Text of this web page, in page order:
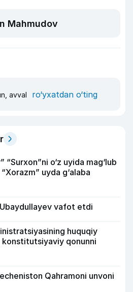
Mahmudov
avval ro‘yxatdan o‘ting
“Surxon”ni o‘z uyida mag‘lub
uyda g‘alaba
vafot etdi
huquqiy
qonunni
Qahramoni unvoni